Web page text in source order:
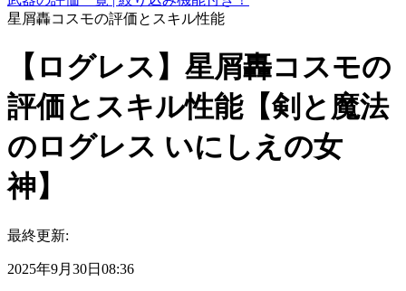
星屑轟コスモの評価とスキル性能
【ログレス】星屑轟コスモの
評価とスキル性能【剣と魔法
のログレス いにしえの女
神】
最終更新:
2025年9月30日08:36